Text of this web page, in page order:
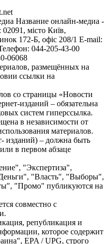
Название онлайн-медиа -
місто Київ,
172-Б, офіс 208/1 E-mail:
044-205-43-00
06068
размещённых на
ссылки на
со страницы «Новости
изданий – обязательна
систем гиперссылка.
в независимости от
материалов.
изданий) – должна быть
в первом абзаце
"Экспертиза",
"Власть", "Выборы",
"Промо" публикуются на
совместно с
републикация и
которое содержит
EPA / UPG, строго